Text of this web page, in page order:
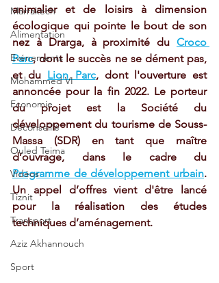
Marrakech
Alimentation
Evénements
Mohammed VI
Economie
Déconseillé
Ouled Teima
Vidéos
Tiznit
Transport
Aziz Akhannouch
Sport
animalier et de loisirs à dimension
écologique qui pointe le bout de son
nez à Drarga, à proximité du Croco
Parc, dont le succès ne se dément pas,
et du Lion Parc, dont l'ouverture est
annoncée pour la fin 2022. Le porteur
du projet est la Société du
développement du tourisme de Souss-
Massa (SDR) en tant que maître
Programme de développement urbain.
Un appel d’offres vient d'être lancé
pour la réalisation des études
techniques d’aménagement.